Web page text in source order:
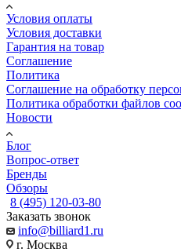
Условия оплаты
Условия доставки
Гарантия на товар
Соглашение
Политика
Соглашение на обработку
Политика обработки файлов
Новости
Блог
Вопрос-ответ
Бренды
Обзоры
8 (495) 120-03-80
Заказать звонок
info@billiard1.ru
г. Москва